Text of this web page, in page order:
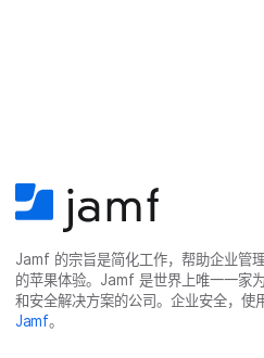
Jamf 的​宗旨​是​简化​工作，​帮助​企业​管
的​苹果​体验。 Jamf是​世界​上​唯​一​一​家​
和​安全​解决​方案​的​公司。​企业​安全，​使
Jamf。